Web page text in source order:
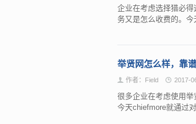
企业在考虑选择猎必
务又是怎么收费的。
举贤网怎么样，靠谱
作者：Field 2017-
很多企业在考虑使用举
今天chiefmore就通过